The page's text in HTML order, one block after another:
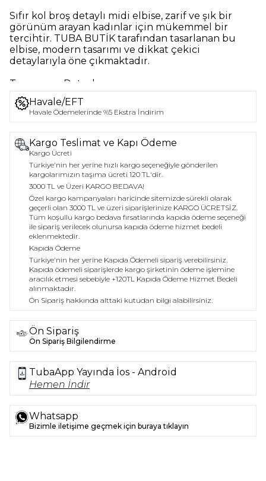
Sıfır kol broş detaylı midi elbise, zarif ve şık bir
görünüm arayan kadınlar için mükemmel bir
tercihtir. TUBA BUTİK tarafından tasarlanan bu
elbise, modern tasarımı ve dikkat çekici
detaylarıyla öne çıkmaktadır.
Tasarım ve Detaylar
Elbisenin sıfır kol yapısı, yaz aylarında ferah bir
kullanım sunarken, broş detayı ise zarif bir
dokunuş ekler. Midi boyu, hem günlük hem de
stil sunar. Siyah rengi, her türlü aksesuarla uyum
sağlarken, şıklığı ve zarafeti simgeler.
Konfor ve Uyum
Farklı beden seçenekleri (S, M, L, XL) ile her vücut
tipine hitap eden bu elbise, kullanıcı konforunu
ön planda tutar. Yüksek kaliteli kumaşı, hafifliği ve
esnekliği sayesinde gün boyu rahat bir deneyim
sunar.
Çok Yönlülük
Sıfır kol broş detaylı midi elbise, hem gündelik
hem de resmi etkinliklerde kullanılabilir. Şık bir
topuklu ayakkabı ile kombinlendiğinde, akşam
davetlerinde göz alıcı bir görünüm elde edilirken,
spor ayakkabılarla günlük bir stil yaratmak da
mümkündür.
Bu elbise, TUBA BUTİK’in zarif tasarım anlayışını
yansıtan, her kadının dolabında bulunması
gereken bir parçadır.
Havale/EFT
Havale Ödemelerinde %5 Ekstra İndirim
Kargo Teslimat ve Kapı Ödeme
Kargo Ücreti
Türkiye'nin her yerine hızlı kargo seçeneğiyle gönderilen
kargolarımızın taşıma ücreti 120 TL'dir.
3000 TL ve Üzeri KARGO BEDAVA!
Özel kargo kampanyaları haricinde sitemizde sürekli olarak
geçerli olan 3000 TL ve üzeri siparişlerinize KARGO ÜCRETSİZ.
Tüm koşullu kargo bedava fırsatlarında kapıda ödeme seçeneği
ile sipariş verilecek olunursa kapıda ödeme hizmet bedeli
eklenmektedir.
Kapıda Ödeme
Türkiye'nin her yerine Kapıda Ödemeli sipariş verebilirsiniz.
Kapıda ödemeli siparişlerde kargo şirketinin ödeme işlemine
aracılık etmesi sebebiyle +120TL Kapıda Ödeme Hizmet Bedeli
alınmaktadır.
Ön Sipariş hakkında alttaki kutudan bilgi alabilirsiniz.
Ön Sipariş
Ön Sipariş Bilgilendirme
TubaApp Yayında İos - Android
Hemen İndir
Whatsapp
Bizimle iletişime geçmek için buraya tıklayın